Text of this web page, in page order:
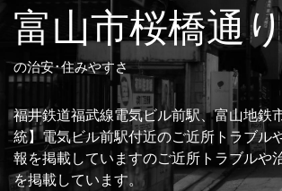
富山市桜橋通
の治安･住みやすさ
福井鉄道福武線電気ビル前駅、富山地鉄
統】電気ビル前駅付近のご近所トラブル
報を掲載していますのご近所トラブルや
を掲載しています。